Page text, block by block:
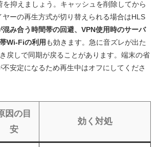
を抑えましょう。キャッシュを削除してから
ーの再生方式が切り替えられる場合はHLS
混み合う時間帯の回避、VPN使用時のサーバ
Wi‑Fiの利用 も効きます。急に音ズレが出た
戻しで同期が戻ることがあります。端末の省
安定になるため再生中はオフにしてくださ
因の目
安
効く対処